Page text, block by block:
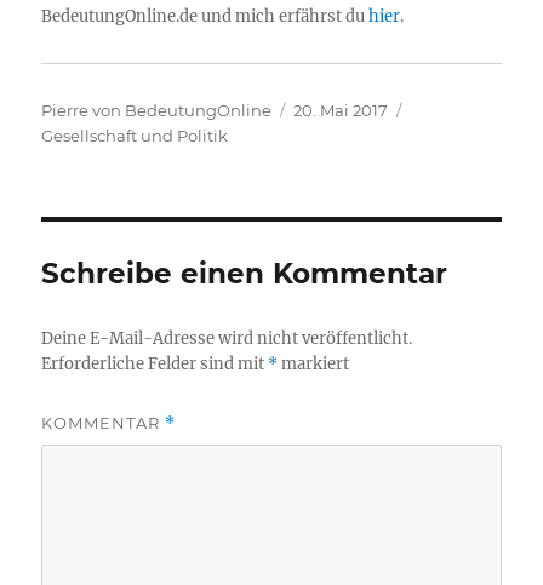
BedeutungOnline.de und mich erfährst duhier.
Autor
Pierre von BedeutungOnline
Veröffentlicht
20. Mai 2017
Gesellschaft und Politik
Schreibe einen Kommentar
Deine E-Mail-Adresse wird nicht veröffentlicht.
Erforderliche Felder sind mit *markiert
KOMMENTAR *